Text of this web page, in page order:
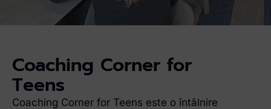
Coaching Corner for
Teens
Coaching Corner for Teens este o întâlnire